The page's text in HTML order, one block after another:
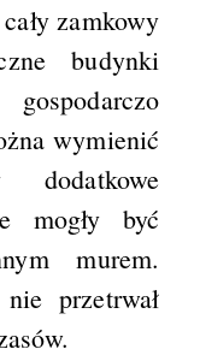
zamkowy
budynki
wymienić
mogły być
murem.
przetrwał